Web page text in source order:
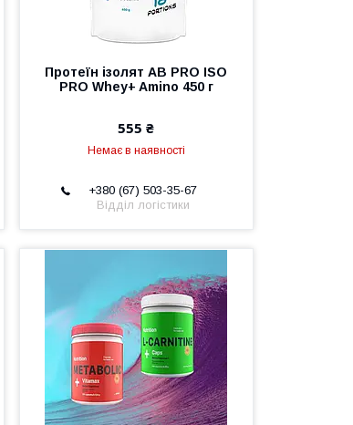
Протеїн ізолят AB PRO ISO
PRO Whey+ Amino 450 г
555 ₴
Немає в наявності
+380 (67) 503-35-67
Відділ логістики